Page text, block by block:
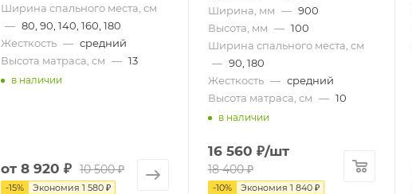
Ширина спального места, см
— 80, 90, 140, 160, 180
Жесткость — средний
Высота матраса, см — 13
в наличии
от 8 920 ₽ 10 500 ₽
-15% Экономия 1 580 ₽
Ширина, мм — 900
Высота, мм — 100
Ширина спального места, см
— 90, 180
Жесткость — средний
Высота матраса, см — 10
в наличии
16 560 ₽/шт
18 400₽
-10% Экономия 1 840₽